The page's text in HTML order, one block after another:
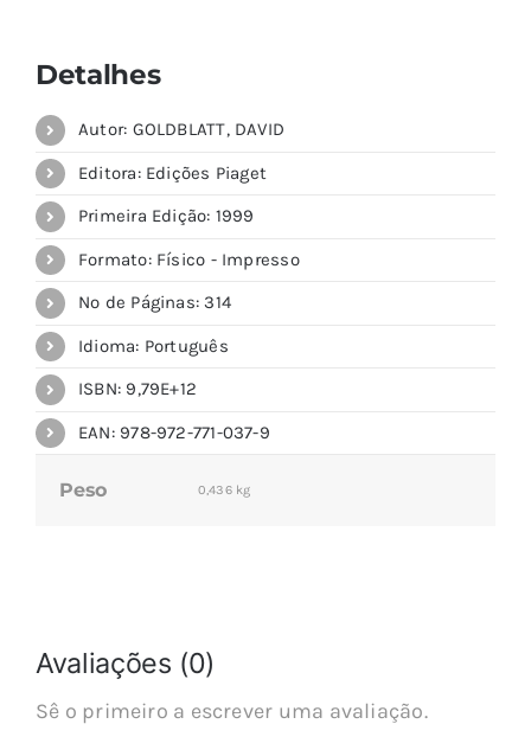
Detalhes
Autor: GOLDBLATT, DAVID
Editora: Edições Piaget
Primeira Edição: 1999
Formato: Físico - Impresso
Nº de Páginas: 314
Idioma: Português
ISBN: 9,79E+12
EAN: 978-972-771-037-9
Peso 0,436 kg
Avaliações (0)
Sê o primeiro a escrever uma avaliação.